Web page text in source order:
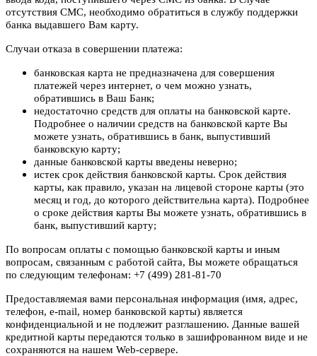
отсутствия СМС, необходимо обратиться в службу поддержки
банка выдавшего Вам карту.
Случаи отказа в совершении платежа:
банковская карта не предназначена для совершения
платежей через интернет, о чем можно узнать,
обратившись в Ваш Банк;
недостаточно средств для оплаты на банковской карте.
Подробнее о наличии средств на банковской карте Вы
можете узнать, обратившись в банк, выпустивший
банковскую карту;
данные банковской карты введены неверно;
истек срок действия банковской карты. Срок действия
карты, как правило, указан на лицевой стороне карты (это
месяц и год, до которого действительна карта). Подробнее
о сроке действия карты Вы можете узнать, обратившись в
банк, выпустивший карту;
По вопросам оплаты с помощью банковской карты и иным
вопросам, связанным с работой сайта, Вы можете обращаться
по следующим телефонам: +7 (499) 281-81-70
Предоставляемая вами персональная информация (имя, адрес,
телефон, e-mail, номер банковской карты) является
конфиденциальной и не подлежит разглашению. Данные вашей
кредитной карты передаются только в зашифрованном виде и не
сохраняются на нашем Web-сервере.